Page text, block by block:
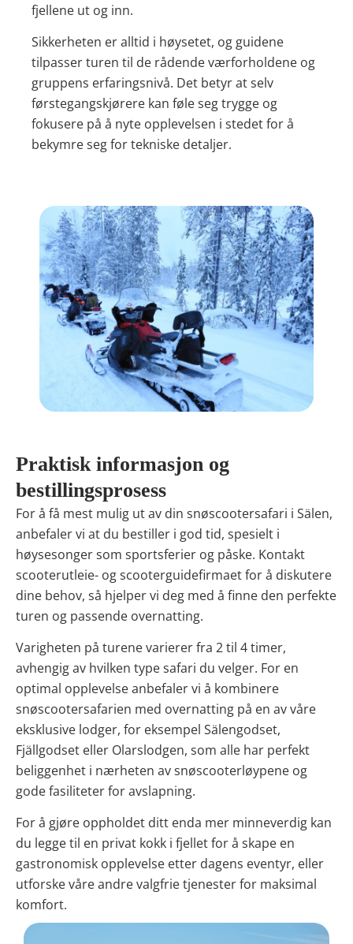
fjellene ut og inn.
Sikkerheten er alltid i høysetet, og guidene
tilpasser turen til de rådende værforholdene og
gruppens erfaringsnivå. Det betyr at selv
førstegangskjørere kan føle seg trygge og
fokusere på å nyte opplevelsen i stedet for å
bekymre seg for tekniske detaljer.
Praktisk informasjon og
bestillingsprosess
For å få mest mulig ut av din snøscootersafari i Sälen,
anbefaler vi at du bestiller i god tid, spesielt i
høysesonger som sportsferier og påske. Kontakt
scooterutleie- og scooterguidefirmaet for å diskutere
dine behov, så hjelper vi deg med å finne den perfekte
turen og passende overnatting.
Varigheten på turene varierer fra 2 til 4 timer,
avhengig av hvilken type safari du velger. For en
optimal opplevelse anbefaler vi å kombinere
snøscootersafarien med overnatting på en av våre
eksklusive lodger, for eksempel Sälengodset,
Fjällgodset eller Olarslodgen, som alle har perfekt
beliggenhet i nærheten av snøscooterløypene og
gode fasiliteter for avslapning.
For å gjøre oppholdet ditt enda mer minneverdig kan
du legge til en privat kokk i fjellet for å skape en
gastronomisk opplevelse etter dagens eventyr, eller
utforske våre andre valgfrie tjenester for maksimal
komfort.